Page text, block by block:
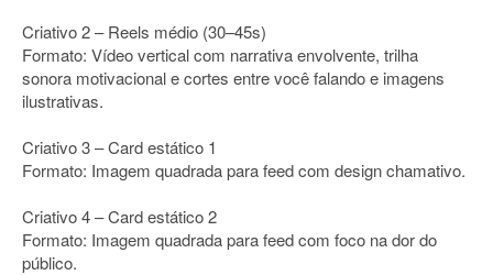
Criativo 2 – Reels médio (30–45s)
Formato: Vídeo vertical com narrativa envolvente, trilha
sonora motivacional e cortes entre você falando e imagens
ilustrativas.
Criativo 3 – Card estático 1
Formato: Imagem quadrada para feed com design chamativo.
Criativo 4 – Card estático 2
Formato: Imagem quadrada para feed com foco na dor do
público.